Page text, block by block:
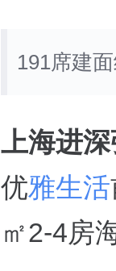
191席建
上海进
优雅生活
㎡2-4房